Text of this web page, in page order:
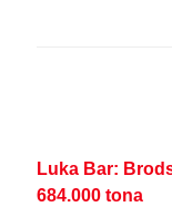
Luka Bar:
684.000 tona